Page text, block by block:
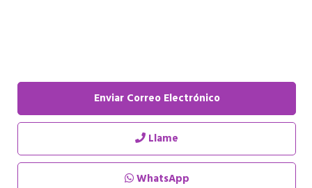
Enviar Correo Electrónico
Llame
WhatsApp